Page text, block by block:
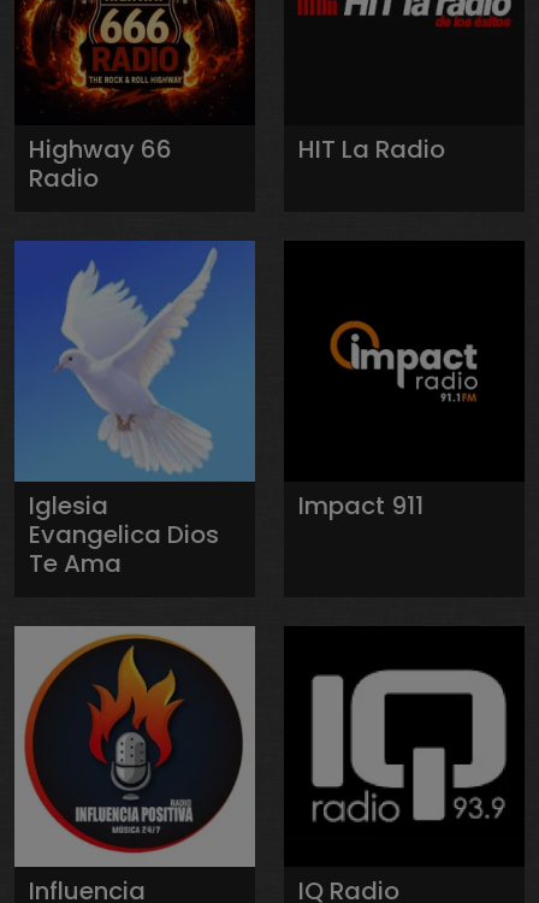
Highway 66
Radio
HIT La Radio
Iglesia
Evangelica Dios
Te Ama
Impact 911
Influencia
IQ Radio